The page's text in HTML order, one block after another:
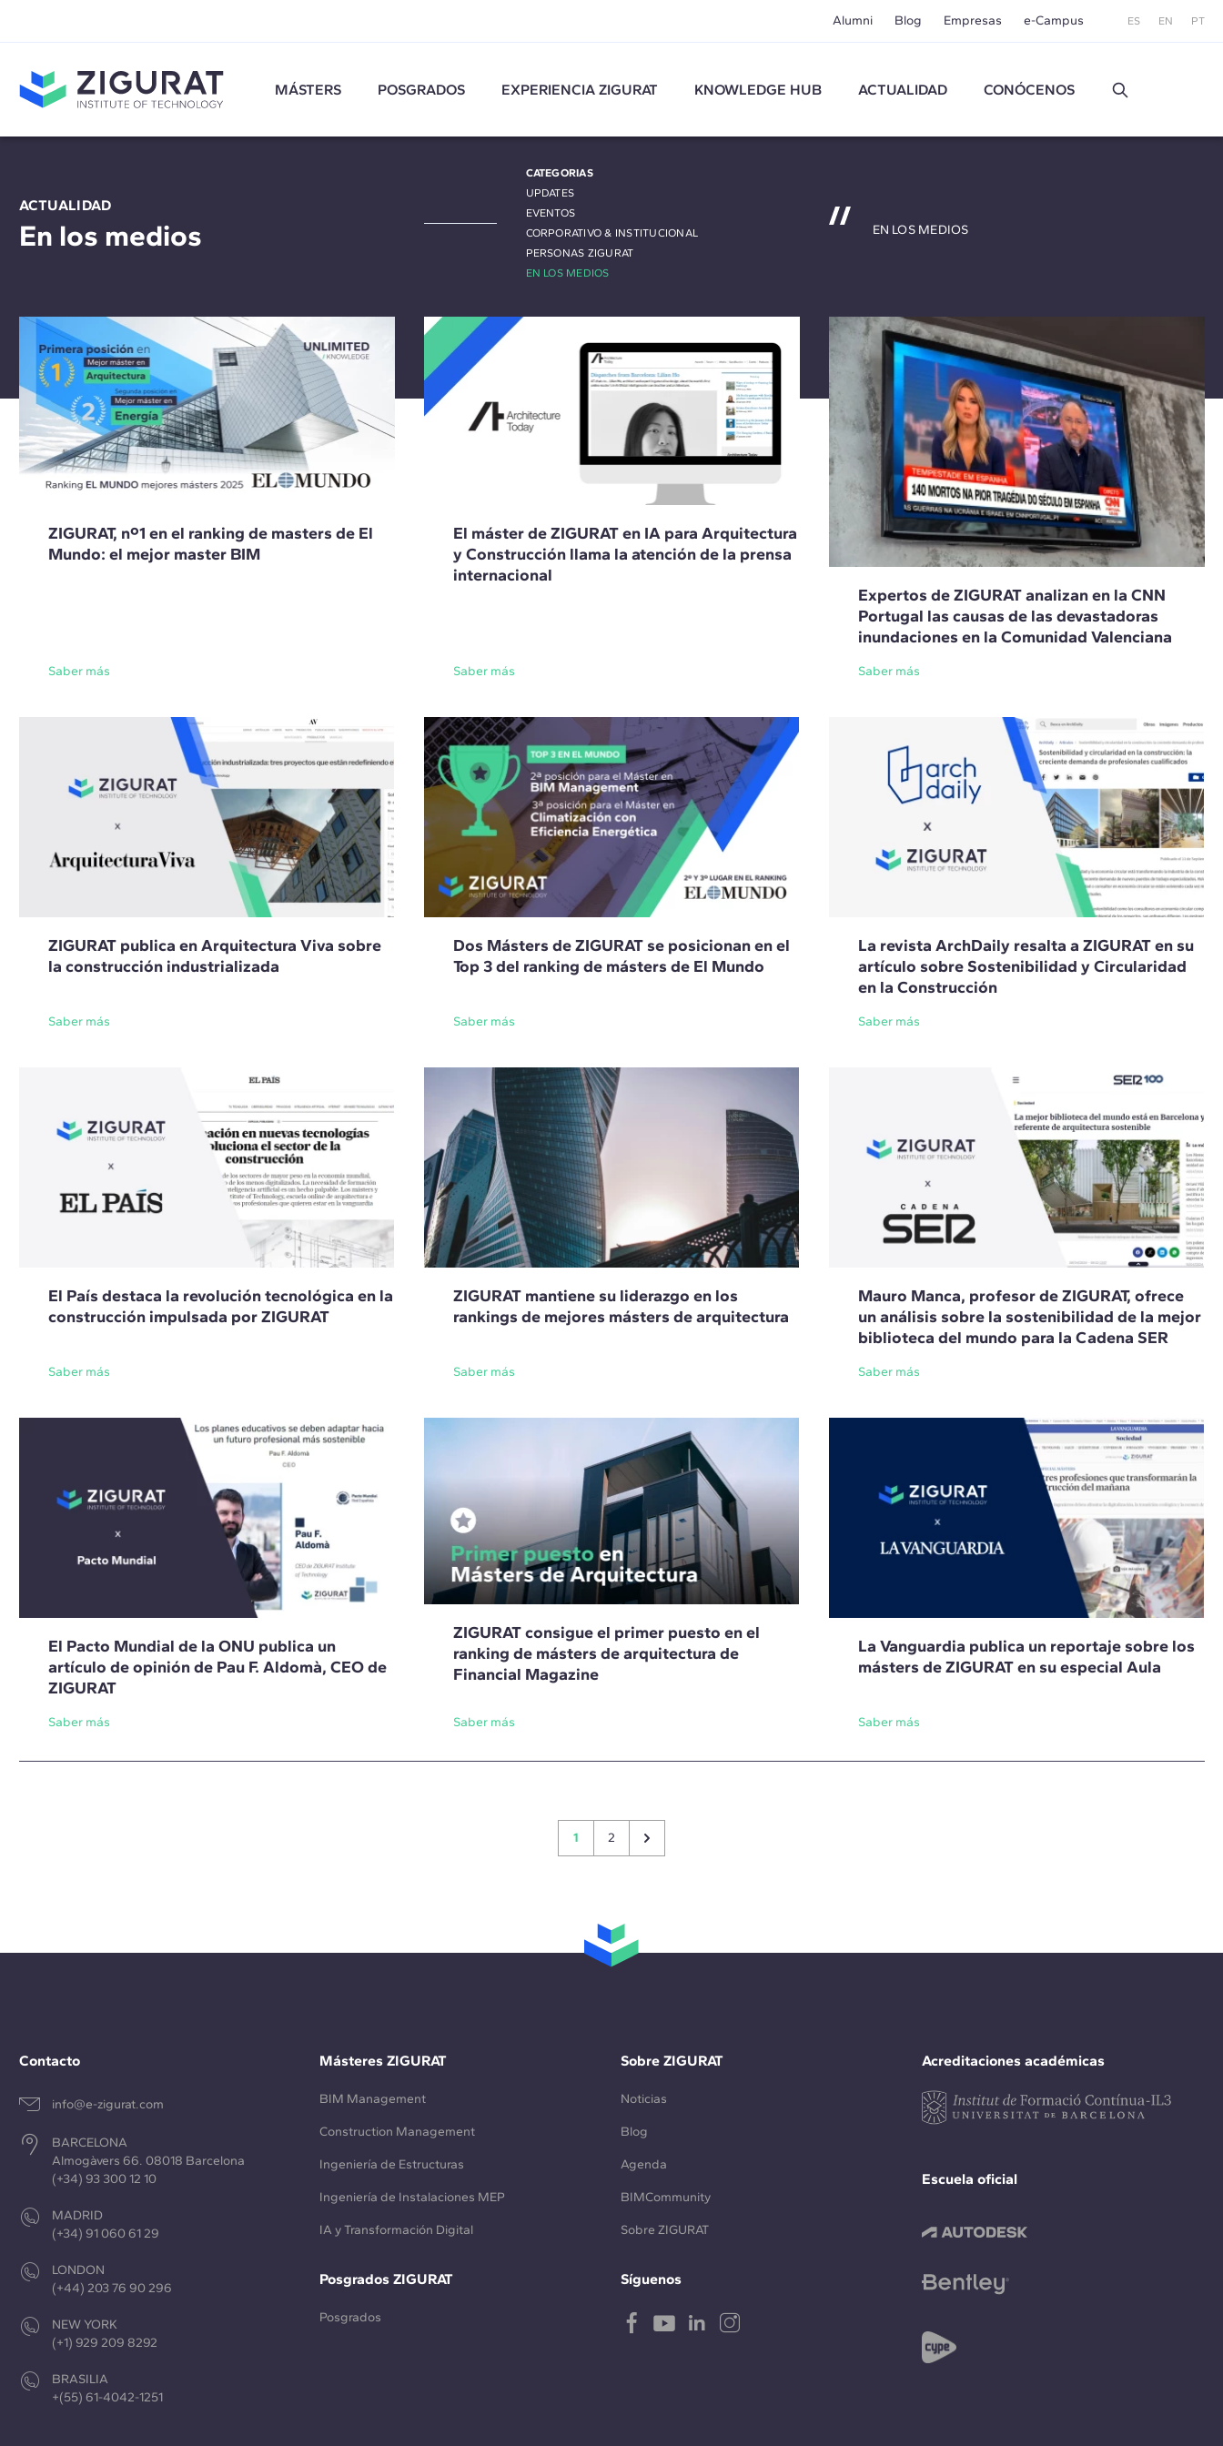
Alumni Blog Empresas e-Campus ES EN PT
MÁSTERS POSGRADOS EXPERIENCIA ZIGURAT KNOWLEDGE HUB ACTUALIDAD CONÓCENOS
ACTUALIDAD
En los medios
CATEGORIAS
UPDATES
EVENTOS
CORPORATIVO & INSTITUCIONAL
PERSONAS ZIGURAT
EN LOS MEDIOS
EN LOS MEDIOS
ZIGURAT, nº1 en el ranking de masters de El
Mundo: el mejor master BIM
Saber más
El máster de ZIGURAT en IA para Arquitectura
y Construcción llama la atención de la prensa
internacional
Saber más
Expertos de ZIGURAT analizan en la CNN
Portugal las causas de las devastadoras
inundaciones en la Comunidad Valenciana
Saber más
ZIGURAT publica en Arquitectura Viva sobre
la construcción industrializada
Saber más
Dos Másters de ZIGURAT se posicionan en el
Top 3 del ranking de másters de El Mundo
Saber más
La revista ArchDaily resalta a ZIGURAT en su
artículo sobre Sostenibilidad y Circularidad
en la Construcción
Saber más
El País destaca la revolución tecnológica en la
construcción impulsada por ZIGURAT
Saber más
ZIGURAT mantiene su liderazgo en los
rankings de mejores másters de arquitectura
Saber más
Mauro Manca, profesor de ZIGURAT, ofrece
un análisis sobre la sostenibilidad de la mejor
biblioteca del mundo para la Cadena SER
Saber más
El Pacto Mundial de la ONU publica un
artículo de opinión de Pau F. Aldomà, CEO de
ZIGURAT
Saber más
ZIGURAT consigue el primer puesto en el
ranking de másters de arquitectura de
Financial Magazine
Saber más
La Vanguardia publica un reportaje sobre los
másters de ZIGURAT en su especial Aula
Saber más
1 2
Contacto
info@e-zigurat.com
BARCELONA
Almogàvers 66. 08018 Barcelona
(+34) 93 300 12 10
MADRID
(+34) 91 060 61 29
LONDON
(+44) 203 76 90 296
NEW YORK
(+1) 929 209 8292
BRASILIA
+(55) 61-4042-1251
Acreditaciones académicas
Escuela oficial
Másteres ZIGURAT
BIM Management
Construction Management
Ingeniería de Estructuras
Ingeniería de Instalaciones MEP
IA y Transformación Digital
Posgrados ZIGURAT
Posgrados
Sobre ZIGURAT
Noticias
Blog
Agenda
BIMCommunity
Sobre ZIGURAT
Síguenos